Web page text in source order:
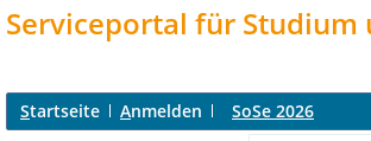
Serviceportal für Studium
Startseite Anmelden SoSe 2026